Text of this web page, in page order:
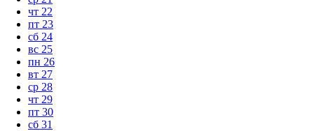
чт 22
пт 23
сб 24
вс 25
пн 26
вт 27
ср 28
чт 29
пт 30
сб 31